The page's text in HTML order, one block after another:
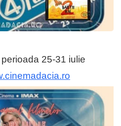
25-31 iulie